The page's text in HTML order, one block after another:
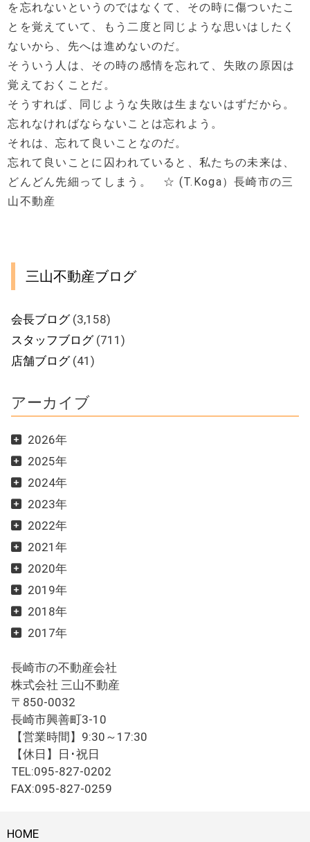
を忘れないというのではなくて、その時に傷ついたこ
とを覚えていて、もう二度と同じような思いはしたく
ないから、先へは進めないのだ。
そういう人は、その時の感情を忘れて、失敗の原因は
覚えておくことだ。
そうすれば、同じような失敗は生まないはずだから。
忘れなければならないことは忘れよう。
それは、忘れて良いことなのだ。
忘れて良いことに囚われていると、私たちの未来は、
どんどん先細ってしまう。 ☆ (T.Koga）長崎市の三
山不動産
三山不動産ブログ
会長ブログ(3,158)
スタッフブログ(711)
店舗ブログ(41)
アーカイブ
2026年
2025年
2024年
2023年
2022年
2021年
2020年
2019年
2018年
2017年
長崎市の不動産会社
株式会社 三山不動産
〒850-0032
長崎市興善町3-10
【営業時間】9:30～17:30
【休日】日･祝日
TEL:095-827-0202
FAX:095-827-0259
HOME